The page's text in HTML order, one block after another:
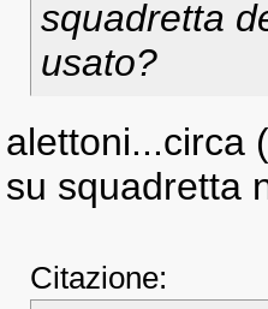
squadretta
usato?
alettoni...circa
su squadretta
Citazione: